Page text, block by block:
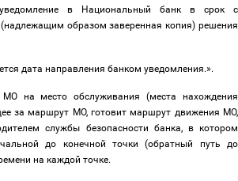
в Национальный банк в срок с
образом заверенная копия) решения
дата направления банком уведомления.».
на место обслуживания (места нахождения
за маршрут МО, готовит маршрут движения МО,
службы безопасности банка, в котором
до конечной точки (обратный путь до
на каждой точке.